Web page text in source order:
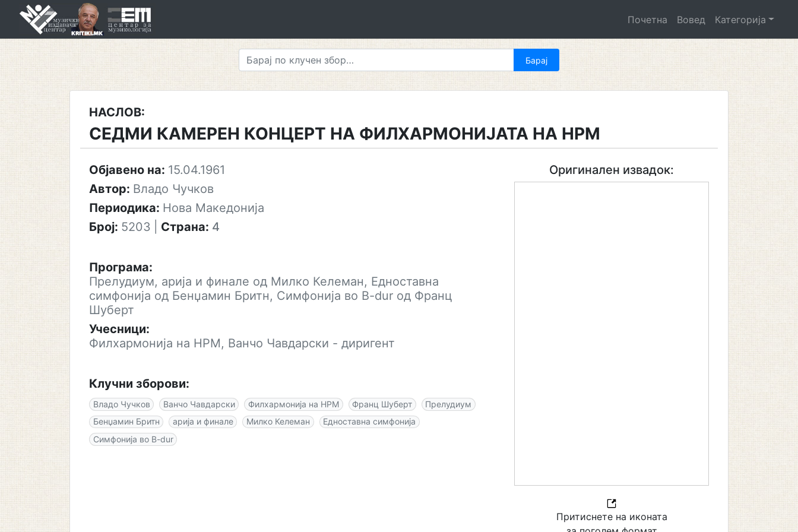
Почетна Вовед Категорија
НАСЛОВ:
СЕДМИ КАМЕРЕН КОНЦЕРТ НА ФИЛХАРМОНИЈАТА НА НРМ
Објавено на: 15.04.1961
Автор: Владо Чучков
Периодика: Нова Македонија
Број: 5203 Страна: 4
Програма:
Прелудиум, арија и финале од Милко Келеман, Едноставна
симфонија од Бенџамин Бритн, Симфонија во B-dur од Франц
Шуберт
Учесници:
Филхармонија на НРМ, Ванчо Чавдарски - диригент
Клучни зборови:
Владо Чучков Ванчо Чавдарски Филхармонија на НРМ Франц Шуберт
Прелудиум
Бенџамин Бритн
арија и финале Милко Келеман
Едноставна симфонија
Симфонија во B-dur
Оригинален извадок:
Притиснете на иконата